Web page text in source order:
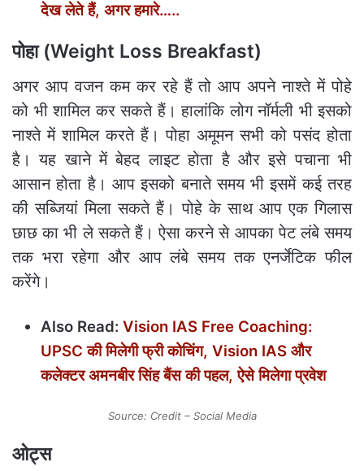
देख लेते हैं, अगर हमारे…..
पोहा (Weight Loss Breakfast)
अगर आप वजन कम कर रहे हैं तो आप अपने नाश्ते में पोहे
को भी शामिल कर सकते हैं। हालांकि लोग नॉर्मली भी इसको
नाश्ते में शामिल करते हैं। पोहा अमूमन सभी को पसंद होता
है। यह खाने में बेहद लाइट होता है और इसे पचाना भी
आसान होता है। आप इसको बनाते समय भी इसमें कई तरह
की सब्जियां मिला सकते हैं। पोहे के साथ आप एक गिलास
छाछ का भी ले सकते हैं। ऐसा करने से आपका पेट लंबे समय
तक भरा रहेगा और आप लंबे समय तक एनर्जेटिक फील
करेंगे।
Also Read: Vision IAS Free Coaching:
UPSC की मिलेगी फ्री कोचिंग, Vision IAS और
कलेक्टर अमनबीर सिंह बैंस की पहल, ऐसे मिलेगा प्रवेश
Source: Credit – Social Media
ओट्स